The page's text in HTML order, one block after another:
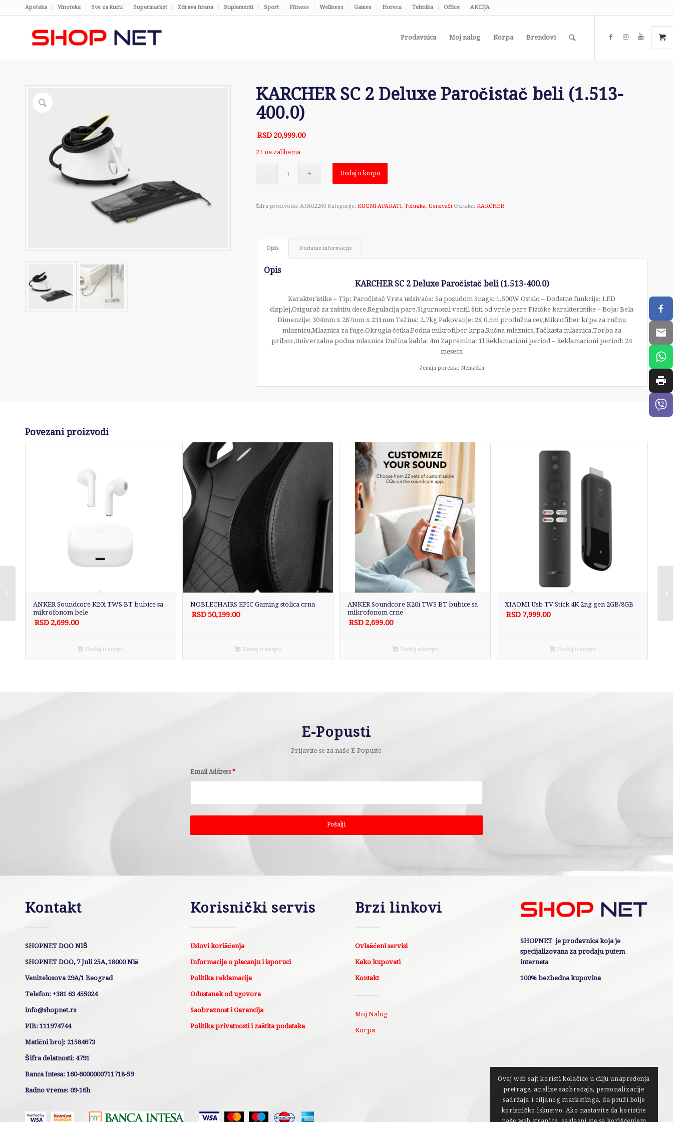
Apoteka Vinoteka Sve za kuću Supermarket Zdrava hrana Suplementi Sport Fitness Wellness Games Horeca Tehnika Office AKCIJA
Prodavnica Moj nalog Korpa Brendovi
KARCHER SC 2 Deluxe Paročistač beli (1.513-
400.0)
RSD 20,999.00
27 na zalihama
Dodaj u korpu
Šifra proizvoda: APA02260 Kategorije: KUĆNI APARATI, Tehnika, Usisivači Oznaka: KARCHER
Opis Dodatne informacije
Opis
KARCHER SC 2 Deluxe Paročistač beli (1.513-400.0)
Karakteristike – Tip: Paročistač Vrsta usisivača: Sa posudom Snaga: 1.500W Ostalo – Dodatne funkcije: LED
displej,Osigurač za zaštitu dece,Regulacija pare,Sigurnosni ventil štiti od vrele pare Fizičke karakteristike – Boja: Bela
Dimenzije: 304mm x 287mm x 231mm Težina: 2.7kg Pakovanje: 2x 0.5m produžna cev,Mikrofiber krpa za ručnu
mlaznicu,Mlaznica za fuge,Okrugla četka,Podna mikrofiber krpa,Ručna mlaznica,Tačkasta mlaznica,Torba za
pribor,Univerzalna podna mlaznica Dužina kabla: 4m Zapremina: 1l Reklamacioni period – Reklamacioni period: 24
meseca
Zemlja porekla: Nemačka
Povezani proizvodi
ANKER Soundcore K20i TWS BT bubice sa
mikrofonom bele
RSD 2,699.00
Dodaj u korpu
NOBLECHAIRS EPIC Gaming stolica crna
RSD50,199.00
Dodaj u korpu
ANKER Soundcore K20i TWS BT bubice sa
mikrofonom crne
RSD 2,699.00
Dodaj u korpu
XIAOMI Usb TV Stick 4K 2ng gen 2GB/8GB
RSD 7,999.00
Dodaj u korpu
E-Popusti
Prijavite se za naše E-Popuste
Email Address*
Kontakt
SHOPNET DOO NIŠ
SHOPNET DOO, 7 Juli 25A, 18000 Niš
Venizelosova 29A/1 Beograd
Telefon: +381 63 455024
info@shopnet.rs
PIB: 111974744
Matični broj: 21584673
Šifra delatnosti: 4791
Banca Intesa: 160-6000000711718-59
Radno vreme: 09-16h
Korisnički servis
Uslovi korišćenja
Informacije o placanju i isporuci
Politika reklamacija
Odustanak od ugovora
Saobraznost i Garancija
Politika privatnosti i zaštita podataka
Brzi linkovi
Ovlašćeni servisi
Kako kupovati
Kontakt
Moj Nalog
Korpa
SHOPNET je prodavnica koja je
specijalizovana za prodaju putem
interneta
100% bezbedna kupovina
Ovaj web sajt koristi kolačiće u cilju unapređenja
pretrage, analize saobraćaja, personalizacije
sadržaja i ciljanog marketinga, da pruži bolje
korisničko iskustvo. Ako nastavite da koristite